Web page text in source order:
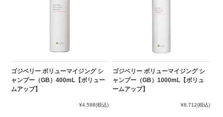
ゴジベリー ボリューマイジング シ
ャンプー（GB）400mL【ボリュー
ムアップ】
¥4,598(税込)
ゴジベリー ボリューマイジング シ
ャンプー（GB）1000mL【ボリュ
ームアップ】
¥8,712(税込)